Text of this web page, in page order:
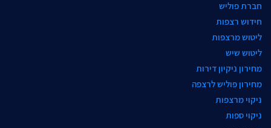
חברת פוליש
חידוש רצפות
ליטוש מרצפות
ליטוש שיש
מחירון ניקיון דירות
מחירון פוליש לרצפה
ניקוי מרצפות
ניקוי ספות